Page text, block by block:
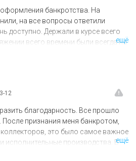
банкротства. На
на все вопросы ответили
доступно. Держали в курсе всего
всего времени были всегда на
даже, но все получилось. Спасибо!
ещё
12
благодарность. Все прошло
признания меня банкротом,
это было самое важное
исполнительные производства. В
Спасибо огромное.
ещё